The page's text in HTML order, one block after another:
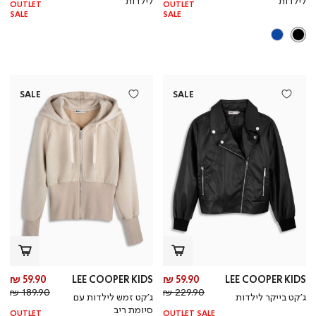
OUTLET
SALE
OUTLET
SALE
SALE
LEE COOPER KIDS
ג’קט בייקר לילדות
מחיר
מוצר
59.90 ₪
מחיר
רגיל
229.90 ₪
OUTLET SALE
SALE
LEE COOPER KIDS
ג’קט זמש לילדות עם
סיומת ריב
59.90 ₪
189.90 ₪
OUTLET